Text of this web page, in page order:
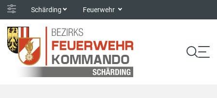
Schärding Feuerwehr